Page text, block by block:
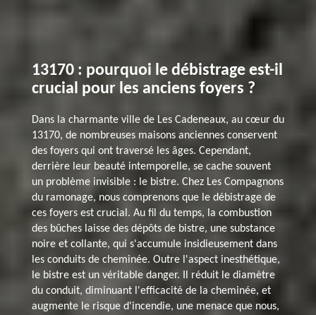
13170 : pourquoi le débistrage est-il
crucial pour les anciens foyers ?
Dans la charmante ville de Les Cadeneaux, au cœur du
13170, de nombreuses maisons anciennes conservent
des foyers qui ont traversé les âges. Cependant,
derrière leur beauté intemporelle, se cache souvent
un problème invisible : le bistre. Chez Les Compagnons
du ramonage, nous comprenons que le débistrage de
ces foyers est crucial. Au fil du temps, la combustion
des bûches laisse des dépôts de bistre, une substance
noire et collante, qui s'accumule insidieusement dans
les conduits de cheminée. Outre l'aspect inesthétique,
le bistre est un véritable danger. Il réduit le diamètre
du conduit, diminuant l'efficacité de la cheminée, et
augmente le risque d'incendie, une menace que nous,